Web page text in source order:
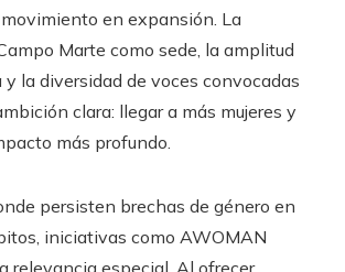
en expansión. La
Marte como sede, la amplitud
y la diversidad de voces convocadas
clara: llegar a más mujeres y
más profundo.
persisten brechas de género en
iniciativas como AWOMAN
relevancia especial. Al ofrecer